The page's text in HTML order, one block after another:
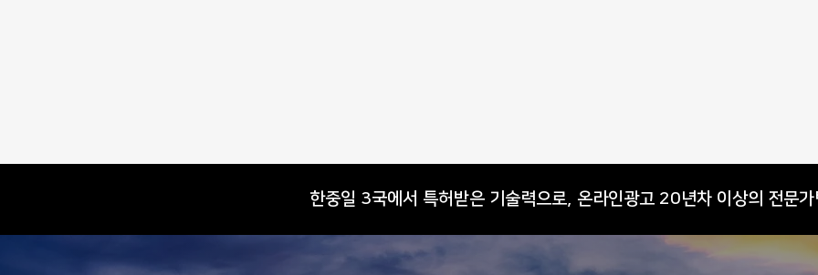
한중일 3국에서 특허받은 기술력으로, 온라인광고 20년차 이상의 전문가